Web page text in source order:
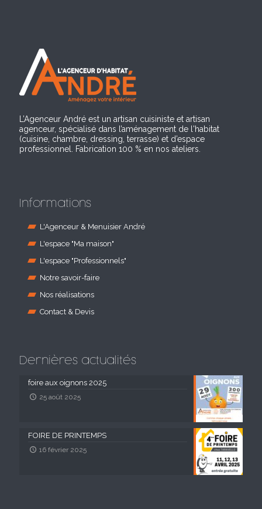
L’Agenceur André est un artisan cuisiniste et artisan
agenceur, spécialisé dans l’aménagement de l'habitat
(cuisine, chambre, dressing, terrasse) et d’espace
professionnel. Fabrication 100 % en nos ateliers.
Informations
L'Agenceur & Menuisier André
L'espace "Ma maison"
L'espace "Professionnels"
Notre savoir-faire
Nos réalisations
Contact & Devis
Dernières actualités
foire aux oignons 2025
25 août 2025
FOIRE DE PRINTEMPS
16 février 2025